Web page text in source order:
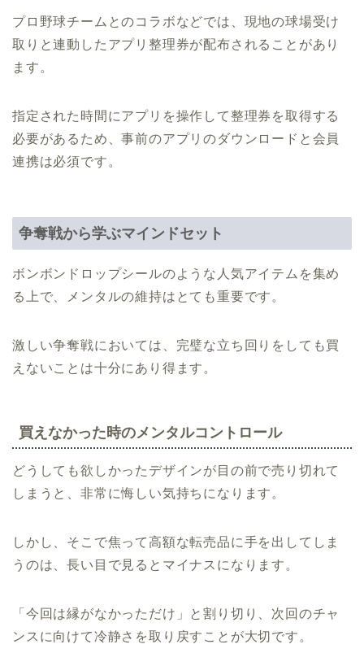
プロ野球チームとのコラボなどでは、現地の球場受け
取りと連動したアプリ整理券が配布されることがあり
ます。
指定された時間にアプリを操作して整理券を取得する
必要があるため、事前のアプリのダウンロードと会員
連携は必須です。
争奪戦から学ぶマインドセット
ボンボンドロップシールのような人気アイテムを集め
る上で、メンタルの維持はとても重要です。
激しい争奪戦においては、完璧な立ち回りをしても買
えないことは十分にあり得ます。
買えなかった時のメンタルコントロール
どうしても欲しかったデザインが目の前で売り切れて
しまうと、非常に悔しい気持ちになります。
しかし、そこで焦って高額な転売品に手を出してしま
うのは、長い目で見るとマイナスになります。
「今回は縁がなかっただけ」と割り切り、次回のチャ
ンスに向けて冷静さを取り戻すことが大切です。